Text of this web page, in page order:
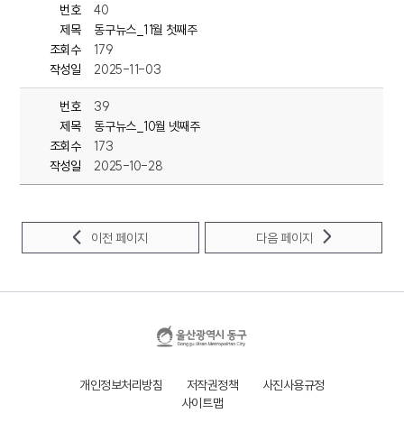
이날 보고회는 2025년 사업 성과를 공유하고
내년 사업의 의견을 수렴하는 자리로,
올해 교육에는 사내 하청 노동자 등이 참여해
번호
40
제목
동구뉴스_11월 첫째주
조회수
179
작성일
2025-11-03
번호
39
제목
동구뉴스_10월 넷째주
조회수
173
작성일
2025-10-28
이전 페이지 다음 페이지
개인정보처리방침 저작권정책
사진사용규정
사이트맵